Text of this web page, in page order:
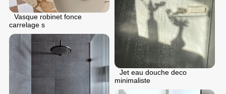
Vasque robinet fonce
carrelage s
Jet eau douche deco
minimaliste